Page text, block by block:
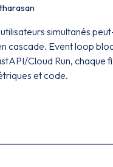
simultanés
cascade. Event loop
Cloud Run, chaque
et code.